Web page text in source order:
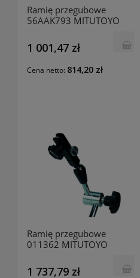
Ramię przegubowe
56AAK793 MITUTOYO
1 001,47 zł
Cena netto: 814,20 zł
Ramię przegubowe
011362 MITUTOYO
1 737,79 zł